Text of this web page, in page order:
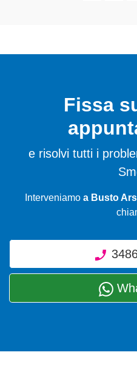
Fissa
e risolvi tutti i
Interveniamo a Busto